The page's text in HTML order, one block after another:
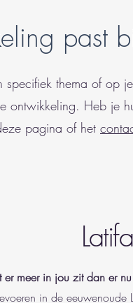
past
thema of op
ontwikkeling. Heb je
pagina of het
er meer in jou zit dan er
in de eeuwenoude